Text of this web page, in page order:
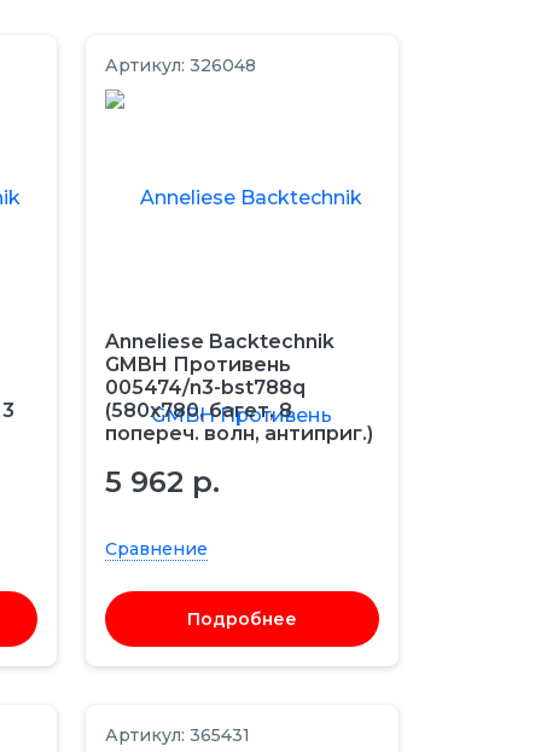
Артикул: 326048
Anneliese Backtechnik
GMBH Противень
005474/n3-bst788q
(580х780, багет, 8
попереч. волн, антиприг.)
5 962 р.
Сравнение
Подробнее
Артикул: 365431